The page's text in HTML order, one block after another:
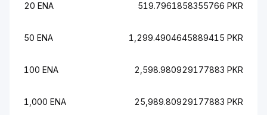
20 ENA 519.7961858355766 PKR
50 ENA 1,299.4904645889415 PKR
100 ENA 2,598.980929177883 PKR
1,000 ENA 25,989.80929177883 PKR